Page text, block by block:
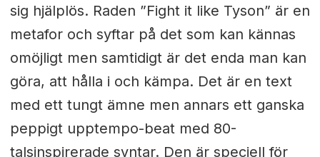
sig hjälplös. Raden ”Fight it like Tyson” är en
metafor och syftar på det som kan kännas
omöjligt men samtidigt är det enda man kan
göra, att hålla i och kämpa. Det är en text
med ett tungt ämne men annars ett ganska
peppigt upptempo-beat med 80-
talsinspirerade syntar. Den är speciell för